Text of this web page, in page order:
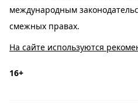
международным
смежных правах.
На сайте используются
16+